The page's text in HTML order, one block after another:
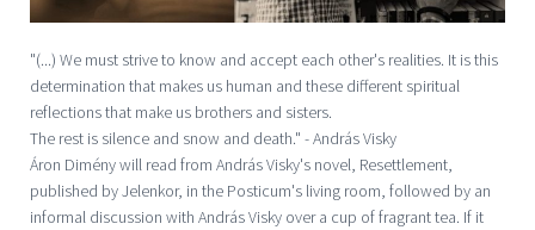
"(...) We must strive to know and accept each other's realities. It is this
determination that makes us human and these different spiritual
reflections that make us brothers and sisters.
The rest is silence and snow and death." - András Visky
Áron Dimény will read from András Visky's novel, Resettlement,
published by Jelenkor, in the Posticum's living room, followed by an
informal discussion with András Visky over a cup of fragrant tea. If it